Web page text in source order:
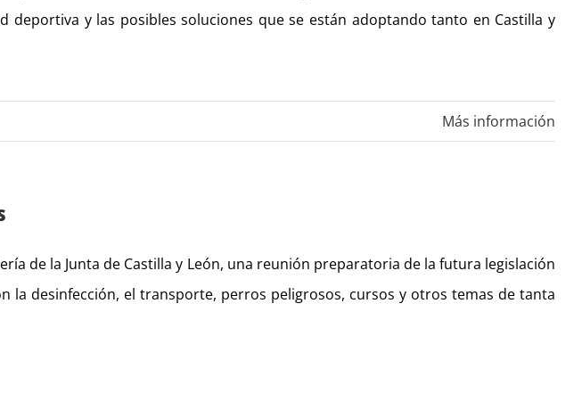
y las posibles soluciones que se están adoptando tanto en Castilla y
Más información
de la Junta de Castilla y León, una reunión preparatoria de la futura legislación
desinfección, el transporte, perros peligrosos, cursos y otros temas de tanta